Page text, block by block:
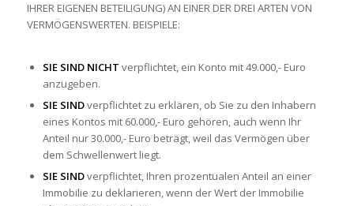
IHRER EIGENEN BETEILIGUNG) AN EINER DER DREI ARTEN VON
VERMÖGENSWERTEN. BEISPIELE:
SIE SIND NICHT verpflichtet, ein Konto mit 49.000,- Euro
anzugeben.
SIE SINDverpflichtet zu erklären, ob Sie zu den Inhabern
eines Kontos mit 60.000,- Euro gehören, auch wenn Ihr
Anteil nur 30.000,- Euro beträgt, weil das Vermögen über
dem Schwellenwert liegt.
SIE SINDverpflichtet, Ihren prozentualen Anteil an einer
Immobilie zu deklarieren, wenn der Wert der Immobilie